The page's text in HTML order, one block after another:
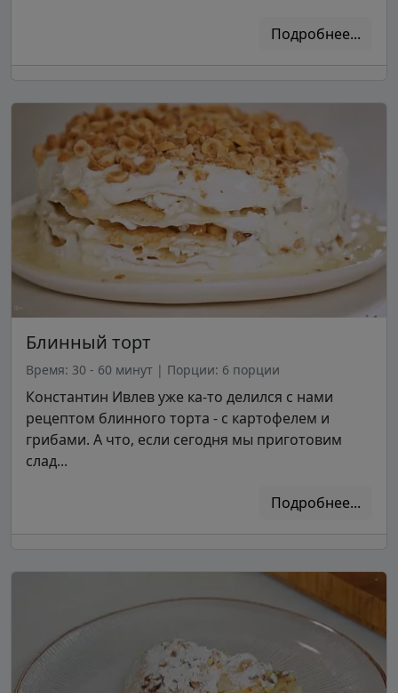
Подробнее...
Блинный торт
Время: 30 - 60 минут | Порции: 6 порции
Константин Ивлев уже ка-то делился с нами
рецептом блинного торта - с картофелем и
грибами. А что, если сегодня мы приготовим
слад...
Подробнее...